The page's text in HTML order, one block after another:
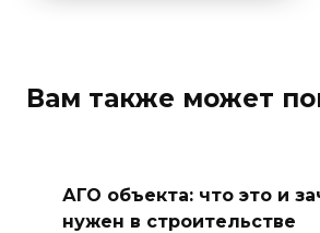
Вам также может
АГО объекта: что это и
нужен в строительстве